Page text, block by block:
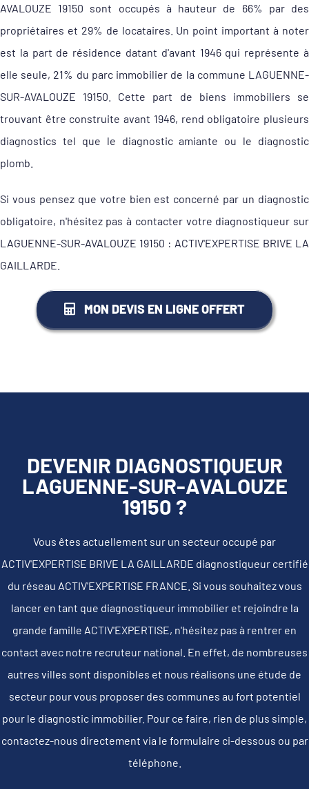
AVALOUZE 19150 sont occupés à hauteur de 66% par des
propriétaires et 29% de locataires. Un point important à noter
est la part de résidence datant d'avant 1946 qui représente à
elle seule, 21% du parc immobilier de la commune LAGUENNE-
SUR-AVALOUZE 19150. Cette part de biens immobiliers se
trouvant être construite avant 1946, rend obligatoire plusieurs
diagnostics tel que le diagnostic amiante ou le diagnostic
plomb.
Si vous pensez que votre bien est concerné par un diagnostic
obligatoire, n'hésitez pas à contacter votre diagnostiqueur sur
LAGUENNE-SUR-AVALOUZE 19150 : ACTIV'EXPERTISE BRIVE LA
GAILLARDE.
MON DEVIS EN LIGNE OFFERT
DEVENIR DIAGNOSTIQUEUR
LAGUENNE-SUR-AVALOUZE
19150 ?
Vous êtes actuellement sur un secteur occupé par
ACTIV'EXPERTISE BRIVE LA GAILLARDE diagnostiqueur certifié
du réseau ACTIV'EXPERTISE FRANCE. Si vous souhaitez vous
lancer en tant que diagnostiqueur immobilier et rejoindre la
grande famille ACTIV'EXPERTISE, n'hésitez pas à rentrer en
contact avec notre recruteur national. En effet, de nombreuses
autres villes sont disponibles et nous réalisons une étude de
secteur pour vous proposer des communes au fort potentiel
pour le diagnostic immobilier. Pour ce faire, rien de plus simple,
contactez-nous directement via le formulaire ci-dessous ou par
téléphone.